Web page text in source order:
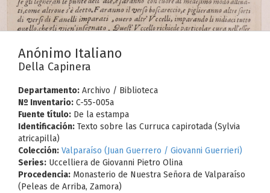
Anónimo Italiano
Della Capinera
Departamento: Archivo / Biblioteca
Nº Inventario: C-55-005a
Fuente título: De la estampa
Identificación: Texto sobre las Curruca capirotada (Sylvia
atricapilla)
Colección: Valparaíso (Juan Guerrero / Giovanni Guerrieri)
Series: Uccelliera de Giovanni Pietro Olina
Procedencia: Monasterio de Nuestra Señora de Valparaíso
(Peleas de Arriba, Zamora)